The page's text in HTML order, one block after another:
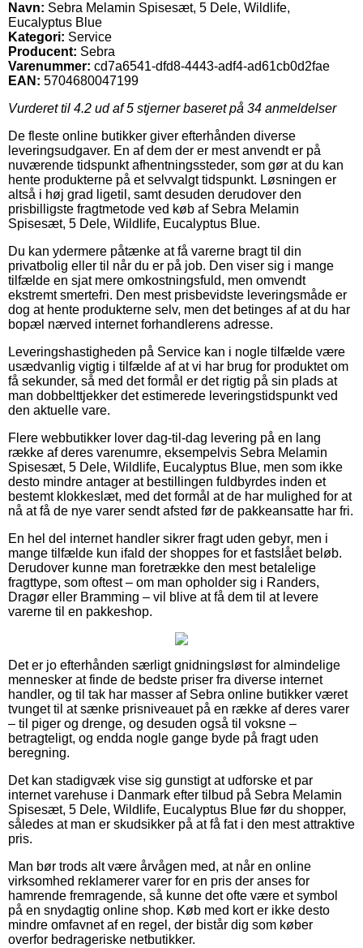
Navn: Sebra Melamin Spisesæt, 5 Dele, Wildlife,
Eucalyptus Blue
Kategori: Service
Producent: Sebra
Varenummer: cd7a6541-dfd8-4443-adf4-ad61cb0d2fae
EAN: 5704680047199
Vurderet til 4.2 ud af 5 stjerner baseret på 34 anmeldelser
De fleste online butikker giver efterhånden diverse
leveringsudgaver. En af dem der er mest anvendt er på
nuværende tidspunkt afhentningssteder, som gør at du kan
hente produkterne på et selvvalgt tidspunkt. Løsningen er
altså i høj grad ligetil, samt desuden derudover den
prisbilligste fragtmetode ved køb af Sebra Melamin
Spisesæt, 5 Dele, Wildlife, Eucalyptus Blue.
Du kan ydermere påtænke at få varerne bragt til din
privatbolig eller til når du er på job. Den viser sig i mange
tilfælde en sjat mere omkostningsfuld, men omvendt
ekstremt smertefri. Den mest prisbevidste leveringsmåde er
dog at hente produkterne selv, men det betinges af at du har
bopæl nærved internet forhandlerens adresse.
Leveringshastigheden på Service kan i nogle tilfælde være
usædvanlig vigtig i tilfælde af at vi har brug for produktet om
få sekunder, så med det formål er det rigtig på sin plads at
man dobbelttjekker det estimerede leveringstidspunkt ved
den aktuelle vare.
Flere webbutikker lover dag-til-dag levering på en lang
række af deres varenumre, eksempelvis Sebra Melamin
Spisesæt, 5 Dele, Wildlife, Eucalyptus Blue, men som ikke
desto mindre antager at bestillingen fuldbyrdes inden et
bestemt klokkeslæt, med det formål at de har mulighed for at
nå at få de nye varer sendt afsted før de pakkeansatte har fri.
En hel del internet handler sikrer fragt uden gebyr, men i
mange tilfælde kun ifald der shoppes for et fastslået beløb.
Derudover kunne man foretrække den mest betalelige
fragttype, som oftest – om man opholder sig i Randers,
Dragør eller Bramming – vil blive at få dem til at levere
varerne til en pakkeshop.
Det er jo efterhånden særligt gnidningsløst for almindelige
mennesker at finde de bedste priser fra diverse internet
handler, og til tak har masser af Sebra online butikker været
tvunget til at sænke prisniveauet på en række af deres varer
– til piger og drenge, og desuden også til voksne –
betragteligt, og endda nogle gange byde på fragt uden
beregning.
Det kan stadigvæk vise sig gunstigt at udforske et par
internet varehuse i Danmark efter tilbud på Sebra Melamin
Spisesæt, 5 Dele, Wildlife, Eucalyptus Blue før du shopper,
således at man er skudsikker på at få fat i den mest attraktive
pris.
Man bør trods alt være årvågen med, at når en online
virksomhed reklamerer varer for en pris der anses for
hamrende fremragende, så kunne det ofte være et symbol
på en snydagtig online shop. Køb med kort er ikke desto
mindre omfavnet af en regel, der bistår dig som køber
overfor bedrageriske netbutikker.